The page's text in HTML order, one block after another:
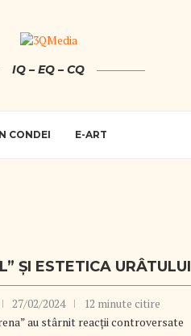
IQ – EQ – CQ
CONDEI E-ART
ŞI ESTETICA URÂTULUI
27/02/2024
12 minute citire
au stârnit reacţii controversate